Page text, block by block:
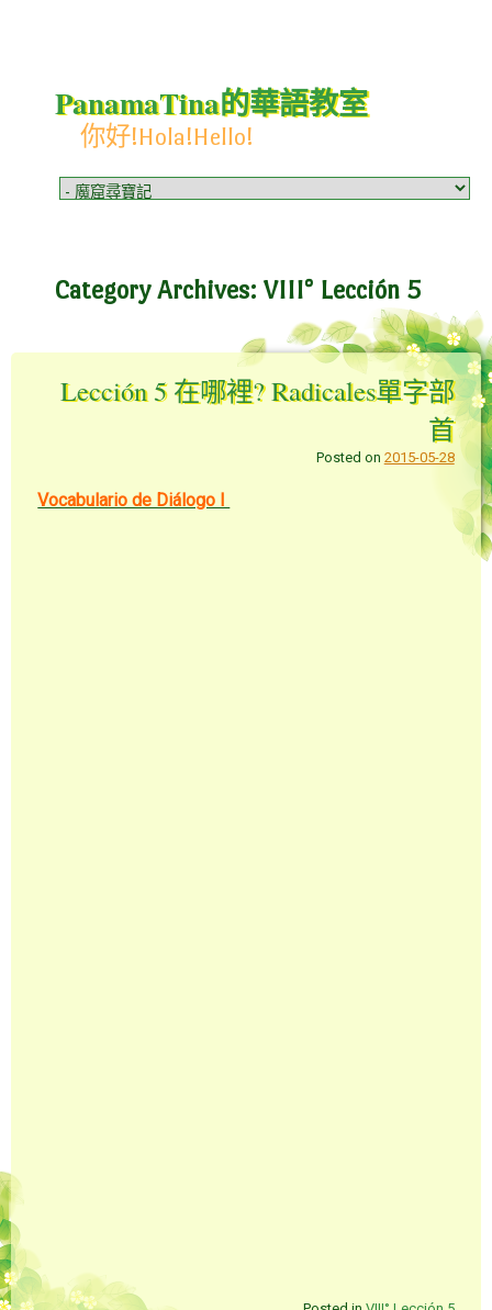
PanamaTina的華語教室
你好!Hola!Hello!
Menu
Skip to content
Category Archives: VIII° Lección 5
Lección 5 在哪裡? Radicales單字部
首
Posted on 2015-05-28
Vocabulario de Diálogo I